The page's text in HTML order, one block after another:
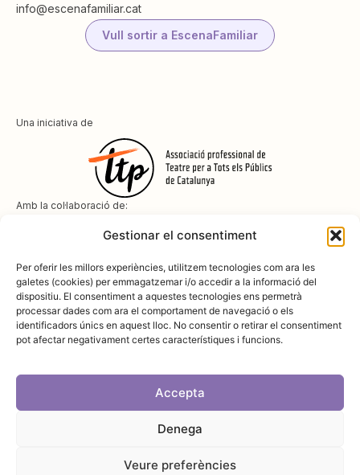
Gestionar el consentiment
Per oferir les millors experiències, utilitzem tecnologies com ara les
galetes (cookies) per emmagatzemar i/o accedir a la informació del
dispositiu. El consentiment a aquestes tecnologies ens permetrà
processar dades com ara el comportament de navegació o els
identificadors únics en aquest lloc. No consentir o retirar el consentiment
pot afectar negativament certes característiques i funcions.
Accepta
Denega
Veure preferències
info@escenafamiliar.cat
Vull sortir a EscenaFamiliar
Una iniciativa de
Amb la col·laboració de:
Amb el suport de
Política de privadesa